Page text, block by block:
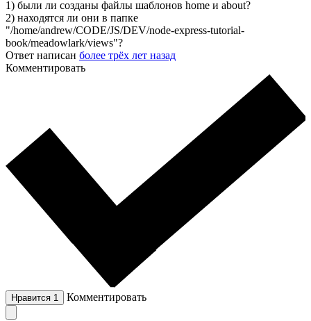
1) были ли созданы файлы шаблонов home и about?
2) находятся ли они в папке
"/home/andrew/CODE/JS/DEV/node-express-tutorial-
book/meadowlark/views"?
Ответ написан более трёх лет назад
Комментировать
Нравится 1 Комментировать